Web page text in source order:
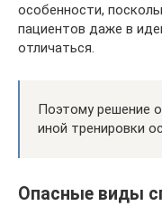
особенности,
пациентов даже в
отличаться.
Поэтому решение
иной тренировки
Опасные виды